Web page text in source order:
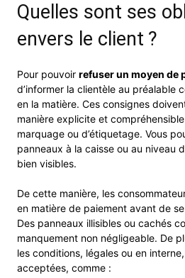
Quelles sont ses
envers le client ?
Pour pouvoir refuser un moyen de
d’informer la clientèle au préalable
en la matière. Ces consignes
manière explicite et
marquage ou d’étiquetage. Vous
panneaux à la caisse ou au niveau
bien visibles.
De cette manière, les
en matière de paiement avant de
Des panneaux illisibles ou cachés
manquement non négligeable. De
les conditions, légales ou en
acceptées, comme :